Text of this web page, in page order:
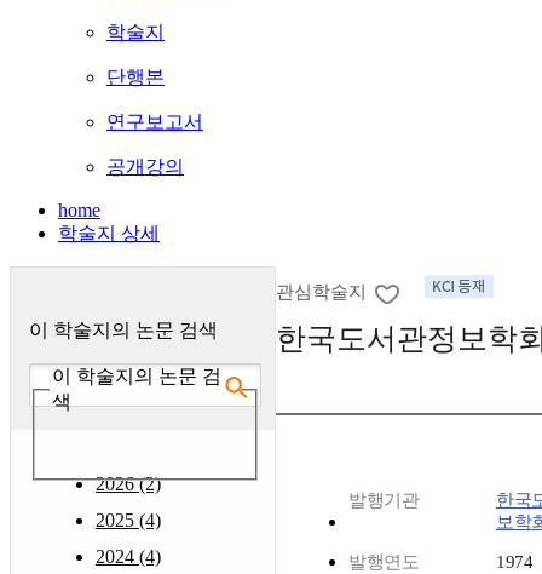
학술지
단행본
연구보고서
공개강의
home
학술지 상세
이 학술지의 논문 검색
이 학술지의 논문 검
색
2026 (2)
2025 (4)
2024 (4)
관심학술지
한국도서관정보학
발행기관
한국
보학
발행연도 1974